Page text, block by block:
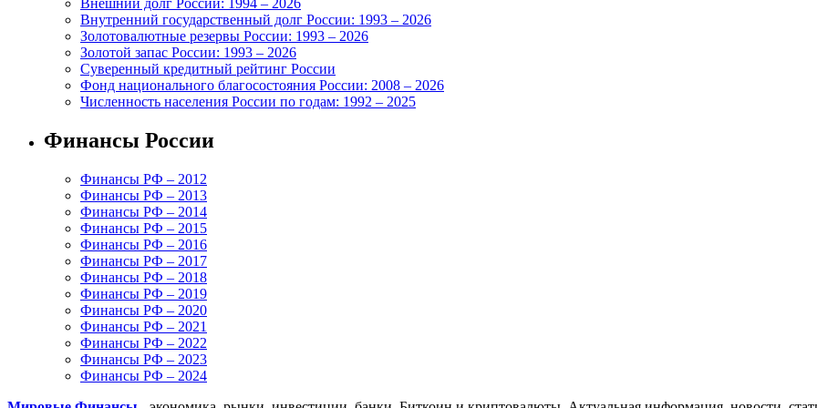
Внешний долг России: 1994 – 2026
Внутренний государственный долг России: 1993 – 2026
Золотовалютные резервы России: 1993 – 2026
Золотой запас России: 1993 – 2026
Суверенный кредитный рейтинг России
Фонд национального благосостояния России: 2008 – 2026
Численность населения России по годам: 1992 – 2025
Финансы России
Финансы РФ – 2012
Финансы РФ – 2013
Финансы РФ – 2014
Финансы РФ – 2015
Финансы РФ – 2016
Финансы РФ – 2017
Финансы РФ – 2018
Финансы РФ – 2019
Финансы РФ – 2020
Финансы РФ – 2021
Финансы РФ – 2022
Финансы РФ – 2023
Финансы РФ – 2024